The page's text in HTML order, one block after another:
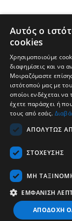
Αυτός ο
cookies
Χρησιμοποιούμε
διαφημίσεις και να
Μοιραζόμαστε
ιστότοπού μας με
οποίοι ενδέχεται
έχετε παράσχει ή
τους από εσάς.
ΑΠΟΛΎΤΩΣ
ΣΤΌΧΕΥΣΗΣ
ΜΗ
ΕΜΦΆΝΙΣΗ
ΑΠΟΔΟΧΉ